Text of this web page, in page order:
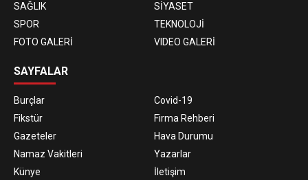
SAĞLIK
SİYASET
SPOR
TEKNOLOJİ
FOTO GALERİ
VIDEO GALERİ
SAYFALAR
Burçlar
Covid-19
Fikstür
Firma Rehberi
Gazeteler
Hava Durumu
Namaz Vakitleri
Yazarlar
Künye
İletişim